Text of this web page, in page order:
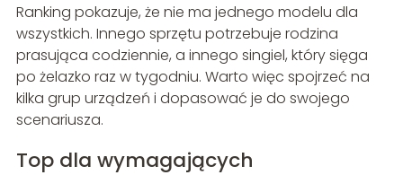
Ranking pokazuje, że nie ma jednego modelu dla
wszystkich. Innego sprzętu potrzebuje rodzina
prasująca codziennie, a innego singiel, który sięga
po żelazko raz w tygodniu. Warto więc spojrzeć na
kilka grup urządzeń i dopasować je do swojego
scenariusza.
Top dla wymagających